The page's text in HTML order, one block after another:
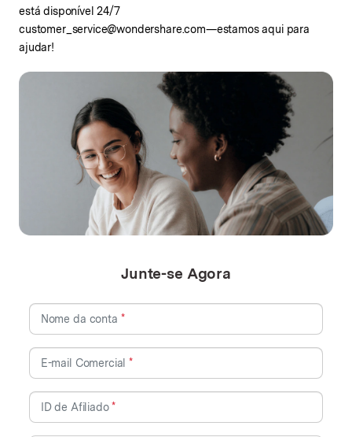
está disponível 24/7
customer_service@wondershare.com—estamos aqui para
ajudar!
Junte-se Agora
Nome da conta *
E-mail Comercial*
ID de Afiliado*